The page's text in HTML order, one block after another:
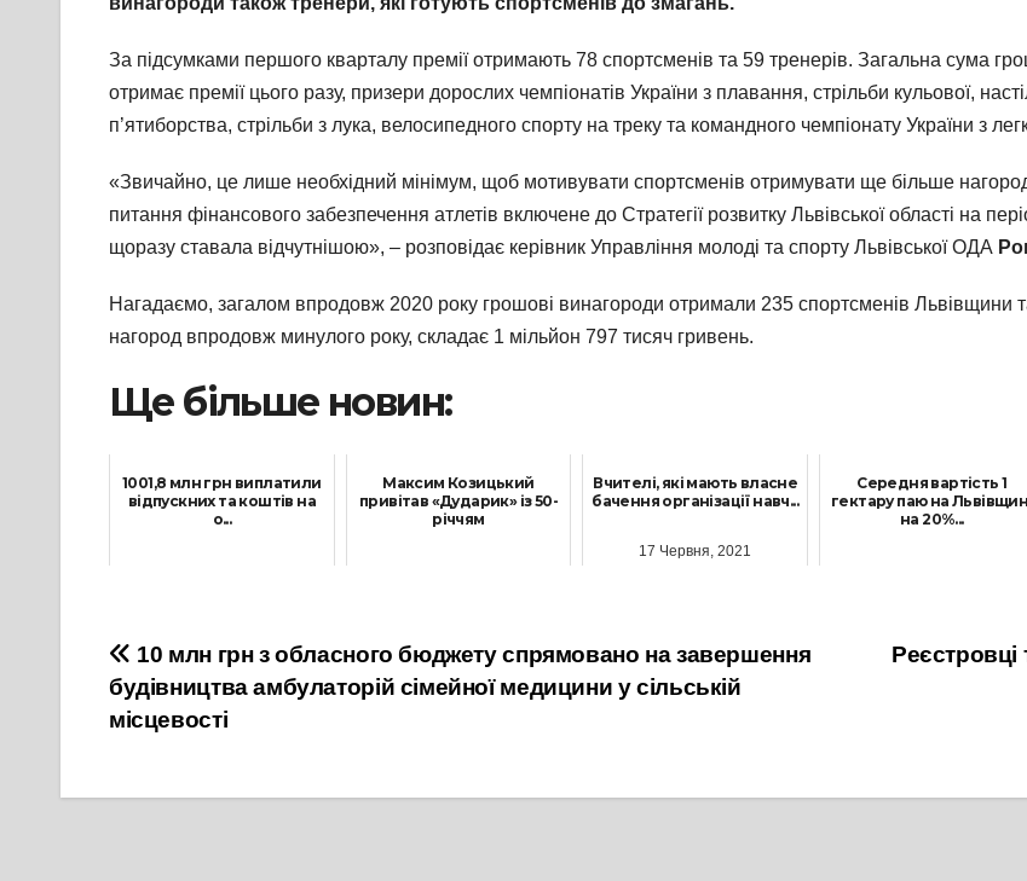
За підсумками першого кварталу премії отримають 78 спортсменів та 59 тренерів. Загальна сума
отримає премії цього разу, призери дорослих чемпіонатів України з плавання, стрільби кульової,
п’ятиборства, стрільби з лука, велосипедного спорту на треку та командного чемпіонату України з
«Звичайно, це лише необхідний мінімум, щоб мотивувати спортсменів отримувати ще більше
питання фінансового забезпечення атлетів включене до Стратегії розвитку Львівської області на
щоразу ставала відчутнішою», – розповідає керівник Управління молоді та спорту Львівської ОДА
Нагадаємо, загалом впродовж 2020 року грошові винагороди отримали 235 спортсменів Львівщини
нагород впродовж минулого року, складає 1️ мільйон 797 тисяч гривень.
Ще більше новин:
1001,8 млн грн виплатили
відпускних та коштів на
о...
Максим Козицький
привітав «Дударик» із 50-
річчям
Вчителі, які мають власне
бачення організації навч...
17 Червня, 2021
Середня вартість 1
гектару паю на
на 20%...
Навігація
записів
Реєстровці
10 млн грн з обласного бюджету спрямовано на завершення
будівництва амбулаторій сімейної медицини у сільській
місцевості